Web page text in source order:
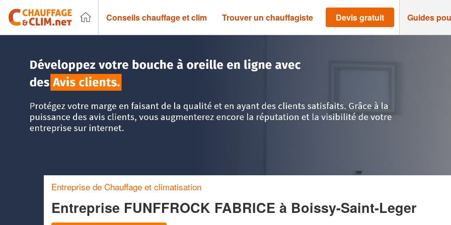
Conseils chauffage et clim Trouver un chauffagiste Devis gratuit Guides
Entreprise de Chauffage et climatisation
Entreprise FUNFFROCK FABRICE à Boissy-Saint-Leger